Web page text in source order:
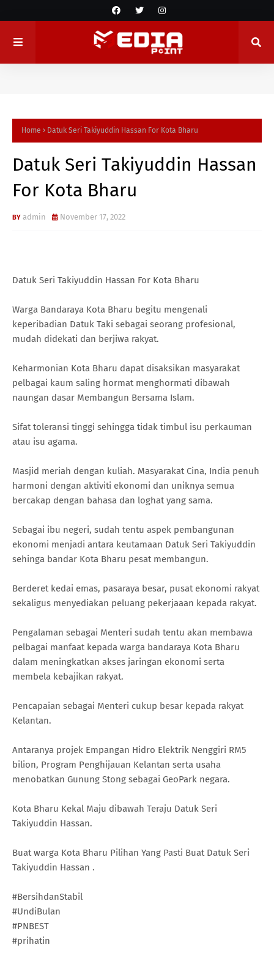
Home Datuk Seri Takiyuddin Hassan For Kota Bharu
Datuk Seri Takiyuddin Hassan
For Kota Bharu
admin November 17, 2022
Datuk Seri Takiyuddin Hassan For Kota Bharu
Warga Bandaraya Kota Bharu begitu mengenali
keperibadian Datuk Taki sebagai seorang profesional,
mudah didekati dan berjiwa rakyat.
Keharmonian Kota Bharu dapat disaksikan masyarakat
pelbagai kaum saling hormat menghormati dibawah
naungan dasar Membangun Bersama Islam.
Sifat toleransi tinggi sehingga tidak timbul isu perkauman
atau isu agama.
Masjid meriah dengan kuliah. Masyarakat Cina, India penuh
harmoni dengan aktiviti ekonomi dan uniknya semua
bercakap dengan bahasa dan loghat yang sama.
Sebagai ibu negeri, sudah tentu aspek pembangunan
ekonomi menjadi antara keutamaan Datuk Seri Takiyuddin
sehinga bandar Kota Bharu pesat membangun.
Berderet kedai emas, pasaraya besar, pusat ekonomi rakyat
sekaligus menyediakan peluang pekerjaaan kepada rakyat.
Pengalaman sebagai Menteri sudah tentu akan membawa
pelbagai manfaat kepada warga bandaraya Kota Bharu
dalam meningkatkan akses jaringan ekonomi serta
membela kebajikan rakyat.
Pencapaian sebagai Menteri cukup besar kepada rakyat
Kelantan.
Antaranya projek Empangan Hidro Elektrik Nenggiri RM5
bilion, Program Penghijauan Kelantan serta usaha
menobatkan Gunung Stong sebagai GeoPark negara.
Kota Bharu Kekal Maju dibawah Teraju Datuk Seri
Takiyuddin Hassan.
Buat warga Kota Bharu Pilihan Yang Pasti Buat Datuk Seri
Takiyuddin Hassan .
#BersihdanStabil
#UndiBulan
#PNBEST
#prihatin